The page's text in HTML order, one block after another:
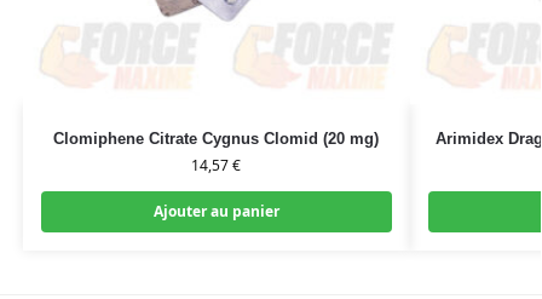
Clomiphene Citrate Cygnus Clomid (20 mg)
14,57€
Ajouter au panier
Arimidex